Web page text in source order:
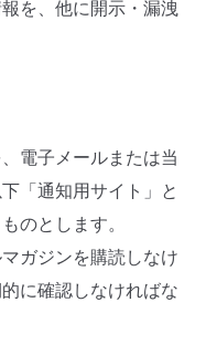
を、他に開示・漏洩
電子メールまたは当
「通知用サイト」と
のとします。
ガジンを購読しなけ
に確認しなければな